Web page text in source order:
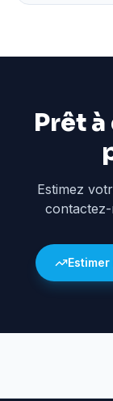
Prêt
Estimez